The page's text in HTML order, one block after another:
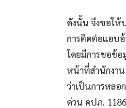
ดังนั้น จึงขอให้
การติดต่อแอบอ้
โดยมีการขอข้อ
หน้าที่สำนักงา
ว่าเป็นการหลอ
ด่วน คปภ.